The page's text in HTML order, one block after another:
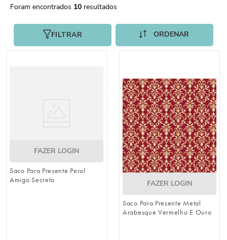
10
FILTRAR
FAZER LOGIN
Saco Para Presente Perol
Amigo Secreto
FAZER LOGIN
Saco Para Presente Metal
Arabesque Vermelho E Ouro
caixa
º
guardanapo
embalagem trufas
urso
º sacola papel